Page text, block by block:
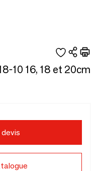
10 16, 18 et 20cm
devis